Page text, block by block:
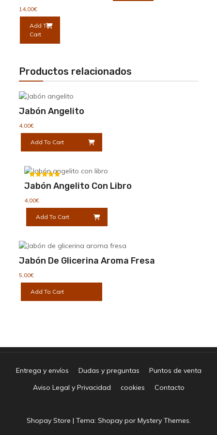
14,00€
Add To
Cart
Productos relacionados
Jabón Angelito
4,00€
Add To Cart
Jabón Angelito Con Libro
Valorado
con
de 5
4,00€
Add To Cart
Jabón De Glicerina Aroma Fresa
5,00€
Add To Cart
Entrega y envíos Dudas y preguntas
Puntos de venta
Aviso Legal y Privacidad
cookies Contacto
Shopay Store | Tema: Shopay por Mystery Themes.